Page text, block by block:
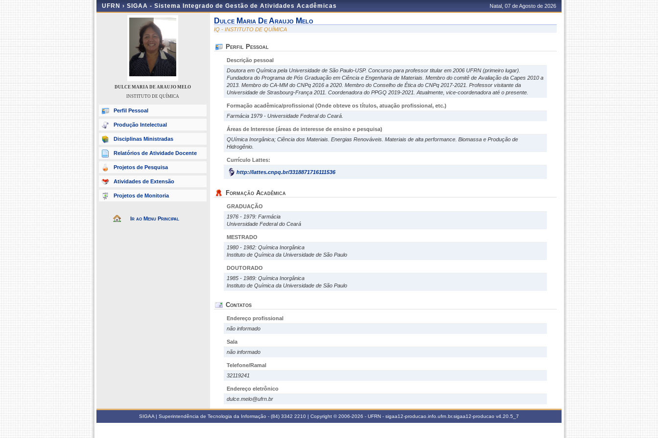
UFRN › SIGAA - Sistema Integrado de Gestão de Atividades Acadêmicas Natal, 07 de Agosto de 2026
DULCE MARIA DE ARAUJO MELO
INSTITUTO DE QUÍMICA
Perfil Pessoal
Produção Intelectual
Disciplinas Ministradas
Relatórios de Atividade Docente
Projetos de Pesquisa
Atividades de Extensão
Projetos de Monitoria
Ir ao Menu Principal
Dulce Maria De Araujo Melo
IQ - INSTITUTO DE QUÍMICA
Perfil Pessoal
Descrição pessoal
Doutora em Química pela Universidade de São Paulo-USP. Concurso para professor titular em 2006 UFRN (primeiro lugar).
Fundadora do Programa de Pós Graduação em Ciência e Engenharia de Materiais. Membro do comitê de Avaliação da Capes 2010 a
2013. Membro do CA-MM do CNPq 2016 a 2020. Membro do Conselho de Ética do CNPq 2017-2021. Professor visitante da
Universidade de Strasbourg-França 2011. Coordenadora do PPGQ 2019-2021. Atualmente, vice-coordenadora até o presente.
Formação acadêmica/profissional (Onde obteve os títulos, atuação profissional, etc.)
Farmácia 1979 - Universidade Federal do Ceará.
Áreas de Interesse (áreas de interesse de ensino e pesquisa)
QUímica Inorgânica; Ciência dos Materiais. Energias Renováveis. Materiais de alta performance. Biomassa e Produção de
Hidrogênio.
Currículo Lattes:
http://lattes.cnpq.br/3318871716111536
Formação Acadêmica
GRADUAÇÃO
1976 - 1979: Farmácia
Universidade Federal do Ceará
MESTRADO
1980 - 1982: Química Inorgânica
Instituto de Química da Universidade de São Paulo
DOUTORADO
1985 - 1989: Química Inorgânica
Instituto de Química da Universidade de São Paulo
Contatos
Endereço profissional
não informado
Sala
não informado
Telefone/Ramal
32119241
Endereço eletrônico
dulce.melo@ufrn.br
SIGAA | Superintendência de Tecnologia da Informação - (84) 3342 2210 | Copyright © 2006-2026 - UFRN - sigaa12-producao.info.ufrn.br.sigaa12-producao v4.20.5_7